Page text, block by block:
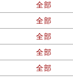
全部
全部
全部
全部
全部